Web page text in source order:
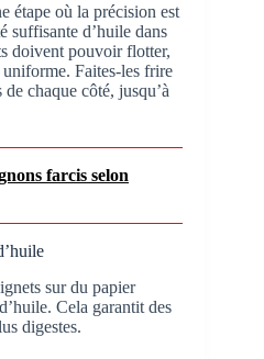
étape où la précision est
suffisante d’huile dans
doivent pouvoir flotter,
Faites-les frire
chaque côté, jusqu’à
farcis selon
sur du papier
Cela garantit des
digestes.